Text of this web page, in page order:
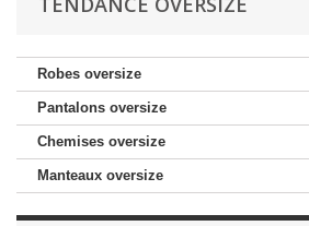
Robes oversize
Pantalons oversize
Chemises oversize
Manteaux oversize